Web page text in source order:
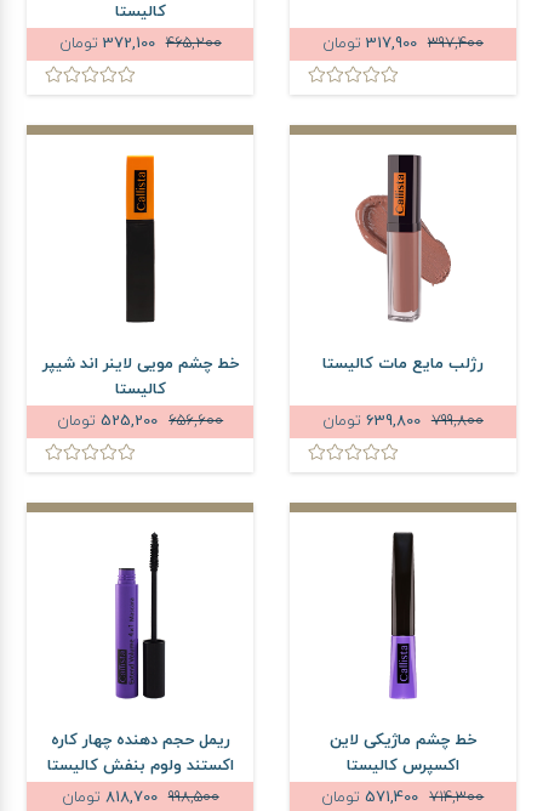
397,400
317,900 تومان
کالیستا
465,200
372,100 تومان
رژلب مایع مات کالیستا
799,800
639,800 تومان
خط چشم مویی لاینر اند شیپر
کالیستا
656,600
تومان
خط چشم ماژیکی لاین
اکسپرس کالیستا
714,300
تومان
ریمل حجم دهنده چهار کاره
اکستند ولوم بنفش کالیستا
998,500
818,700 تومان